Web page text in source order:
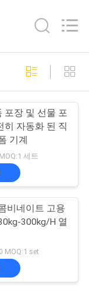
64
기
39
포장 및 선물 포
히 자동화 된 직
기계
세트
비네이트 고용
300kg/H 열
MOQ:1 set